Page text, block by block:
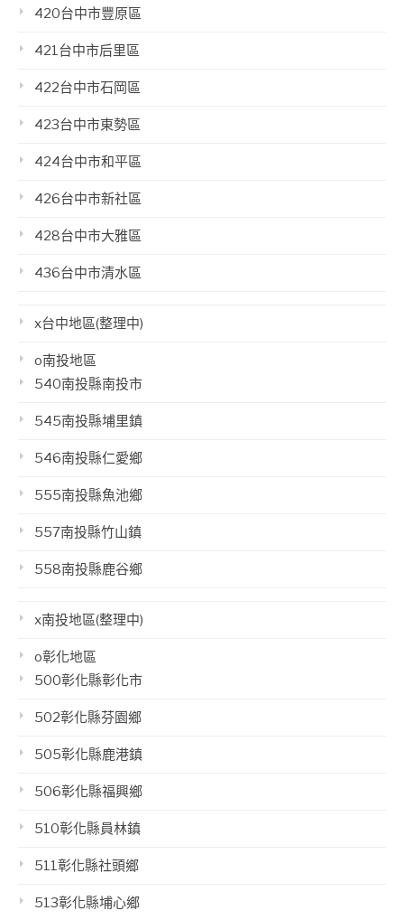
420台中市豐原區
421台中市后里區
422台中市石岡區
423台中市東勢區
424台中市和平區
426台中市新社區
428台中市大雅區
436台中市清水區
x台中地區(整理中)
o南投地區
540南投縣南投市
545南投縣埔里鎮
546南投縣仁愛鄉
555南投縣魚池鄉
557南投縣竹山鎮
558南投縣鹿谷鄉
x南投地區(整理中)
o彰化地區
500彰化縣彰化市
502彰化縣芬園鄉
505彰化縣鹿港鎮
506彰化縣福興鄉
510彰化縣員林鎮
511彰化縣社頭鄉
513彰化縣埔心鄉